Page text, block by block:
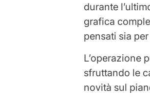
durante
grafica
pensati sia
L’operazione
sfruttando le
novità sul